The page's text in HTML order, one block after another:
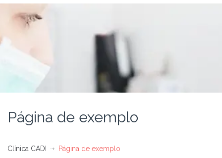
Página de exemplo
Clínica CADI Página de exemplo